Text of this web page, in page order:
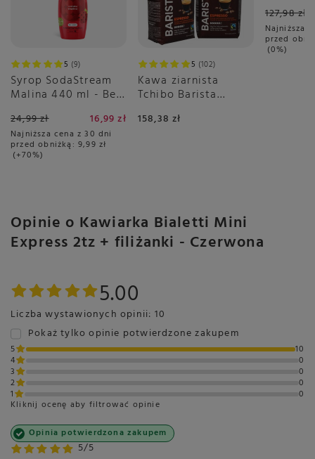
5 9
Syrop SodaStream
Malina 440 ml - Bez
24,99 zł 16,99 zł
Najniższa cena z 30 dni
przed obniżką: 9,99 zł
+70%
5 102
Kawa ziarnista
Tchibo Barista
158,38 zł
6x16
127,98 zł
Najniższa
przed
0%
Opinie o Kawiarka Bialetti Mini
Express 2tz + filiżanki - Czerwona
5.00
Liczba wystawionych opinii: 10
Pokaż tylko opinie potwierdzone zakupem
5
10
4
0
3
0
2
0
1
0
Kliknij ocenę aby filtrować opinie
5/5
Opinia potwierdzona zakupem